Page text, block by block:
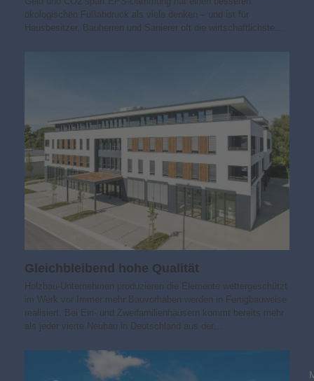
ökologischen Fußabdruck als viele denken – und ist für
Hausbesitzer, Bauherren und Sanierer oft die wirtschaftlichste…
Gleichbleibend hohe Qualität
Holzbau-Unternehmen produzieren die Elemente wettergeschützt
im Werk vor Immer mehr Bauvorhaben werden in Fertigbauweise
realisiert. Bei Ein- und Zweifamilienhäusern kommt bereits mehr
als jeder vierte Neubau in Deutschland aus der…